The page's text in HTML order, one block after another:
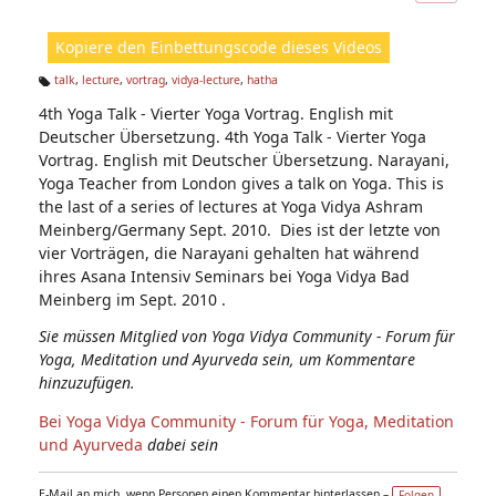
ic
Kopiere den Einbettungscode dieses Videos
g
s:
talk, lecture, vortrag, vidya-lecture, hatha
4th Yoga Talk - Vierter Yoga Vortrag. English mit
Deutscher Übersetzung. 4th Yoga Talk - Vierter Yoga
Vortrag. English mit Deutscher Übersetzung. Narayani,
Yoga Teacher from London gives a talk on Yoga. This is
the last of a series of lectures at Yoga Vidya Ashram
Meinberg/Germany Sept. 2010. Dies ist der letzte von
vier Vorträgen, die Narayani gehalten hat während
ihres Asana Intensiv Seminars bei Yoga Vidya Bad
Meinberg im Sept. 2010 .
Sie müssen Mitglied von Yoga Vidya Community - Forum für
Yoga, Meditation und Ayurveda sein, um Kommentare
hinzuzufügen.
Bei Yoga Vidya Community - Forum für Yoga, Meditation
und Ayurveda dabei sein